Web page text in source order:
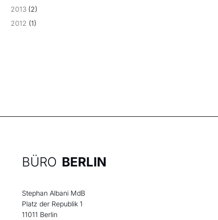
2013 (2)
2012 (1)
BÜRO BERLIN
Stephan Albani MdB
Platz der Republik 1
11011 Berlin